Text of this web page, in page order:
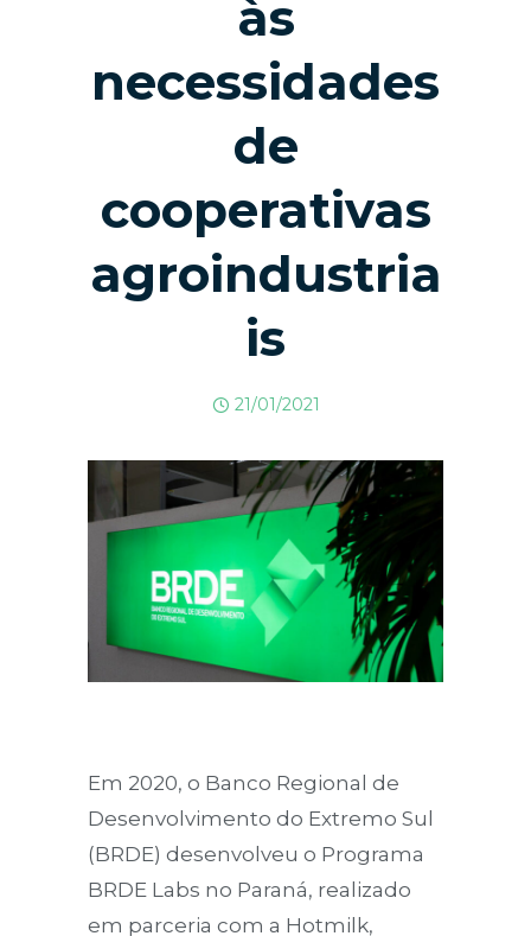
às
necessidades
de
cooperativas
agroindustria
is
21/01/2021
Em 2020, o Banco Regional de
Desenvolvimento do Extremo Sul
(BRDE) desenvolveu o Programa
BRDE Labs no Paraná, realizado
em parceria com a Hotmilk,